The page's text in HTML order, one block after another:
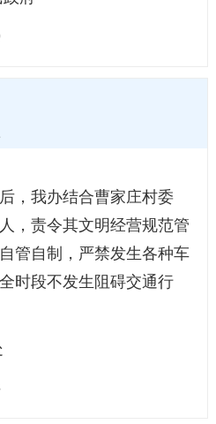
，我办结合曹家庄村委
，责令其文明经营规范管
管自制，严禁发生各种车
时段不发生阻碍交通行